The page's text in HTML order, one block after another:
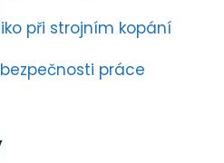
při strojním kopání
práce